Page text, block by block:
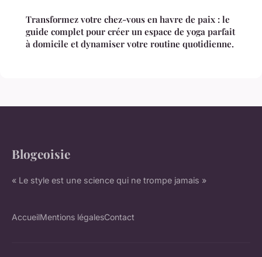
Transformez votre chez-vous en havre de paix : le
guide complet pour créer un espace de yoga parfait
à domicile et dynamiser votre routine quotidienne.
Blogeoisie
« Le style est une science qui ne trompe jamais »
AccueilMentions légalesContact